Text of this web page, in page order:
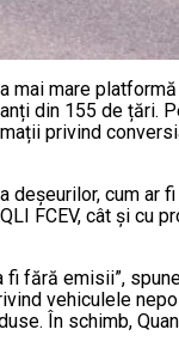
mai mare
din 155 de țări.
privind
cum ar fi
FCEV, cât și cu
fără emisii”,
vehiculele
În schimb,